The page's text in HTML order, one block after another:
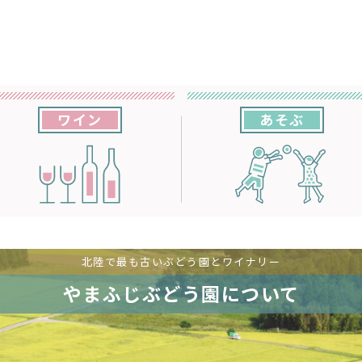
ワイン あそぶ
北陸で最も古いぶどう園とワイナリー
やまふじぶどう園について